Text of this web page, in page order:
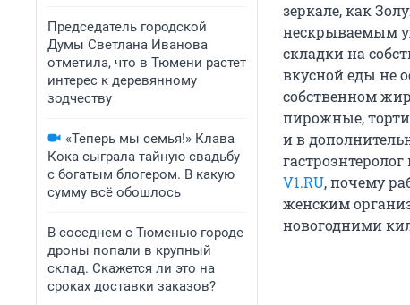
Председатель городской
Думы Светлана Иванова
отметила, что в Тюмени растет
интерес к деревянному
зодчеству
«Теперь мы семья!» Клава
Кока сыграла тайную свадьбу
с богатым блогером. В какую
сумму всё обошлось
В соседнем с Тюменью городе
дроны попали в крупный
склад. Скажется ли это на
сроках доставки заказов?
зеркале, как
нескрываемым
складки на
вкусной еды не
собственном
пирожные,
и в
V1.RU, почему
женским
новогодними